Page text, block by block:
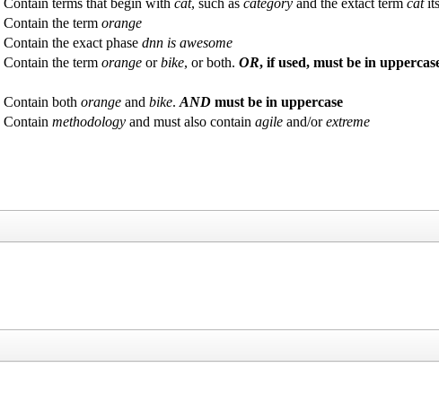
Contain terms that begin with cat, such as category and the extact term cat
Contain the term orange
Contain the exact phase dnn is awesome
Contain the term orange orbike, or both. OR, if used, must be in
Contain both orange and bike. AND must be in uppercase
Contain methodology and must also contain agile and/orextreme